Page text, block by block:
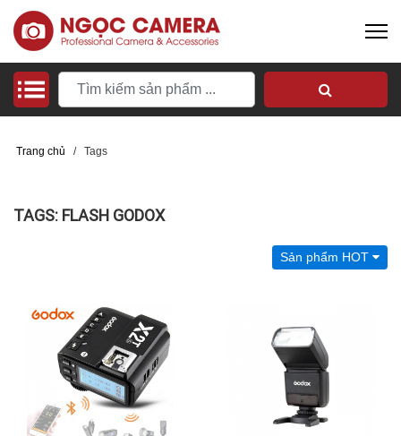
Trang chủ / Tags
TAGS: FLASH GODOX
Sản phẩm HOT